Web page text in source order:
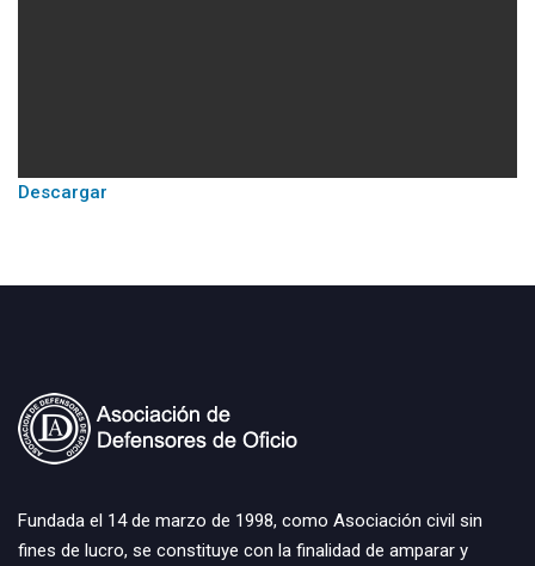
Descargar
Fundada el 14 de marzo de 1998, como Asociación civil sin
fines de lucro, se constituye con la finalidad de amparar y